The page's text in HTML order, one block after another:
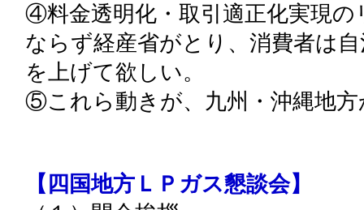
④料金透明化・取引適正化実現
ならず経産省がとり、消費者は
を上げて欲しい。
⑤これら動きが、九州・沖縄地
【四国地方ＬＰガス懇談会】